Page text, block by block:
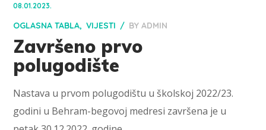
08.01.2023.
OGLASNA TABLA VIJESTI BYADMIN
Završeno prvo
polugodište
Nastava u prvom polugodištu u školskoj 2022/23.
godini u Behram-begovoj medresi završena je u